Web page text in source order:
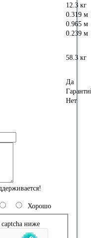
12.3 кг
0.319 м
0.965 м
0.239 м
58.3 кг
Да
Нет
Хорошо
ниже